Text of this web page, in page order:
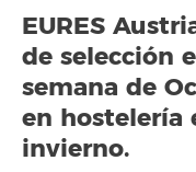
EURES
de selección
semana de
en hostelería
invierno.